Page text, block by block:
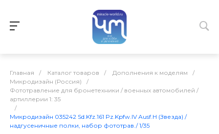
Главная / Каталог товаров / Дополнения к моделям
/
Микродизайн (Россия)
/
Фототравление для бронетехники / военных автомобилей /
артиллерии 1: 35
/
Микродизайн 035242 Sd.Kfz.161 Pz.Kpfw.IV Ausf.H (Звезда) /
надгусеничные полки, набор фототрав./ 1/35